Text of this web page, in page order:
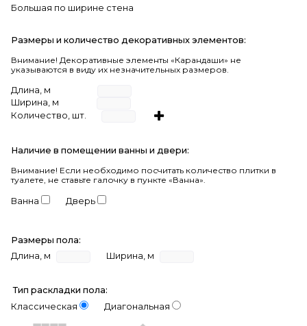
Большая по ширине стена
Размеры и количество декоративных элементов:
Внимание! Декоративные элементы «Карандаши» не
указываются в виду их незначительных размеров.
Длина, м
Ширина, м
Количество, шт.
Наличие в помещении ванны и двери:
Внимание! Если необходимо посчитать количество плитки в
туалете, не ставьте галочку в пункте «Ванна».
Ванна Дверь
Размеры пола:
Длина, м
Ширина, м
Тип раскладки пола:
Классическая
Диагональная